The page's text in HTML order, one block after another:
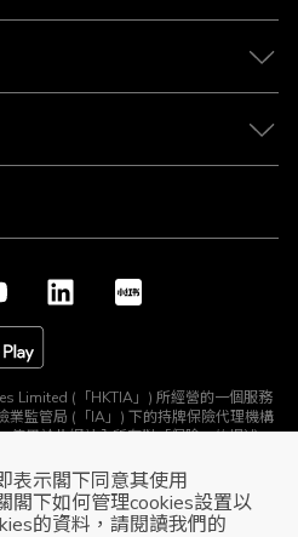
表示閣下同意其使用
閣下如何管理cookies設置以
的資料，請閱讀我們的
Limited (「HKTIA」) 所經營的一個服務
業監管局 (「IA」) 下的持牌保險代理機構
使用於此網站內所有對「保險」的提述、
Limited (「Club Travel」) 及香港
並沒有就相關保險產品或推廣安排任何保
《保險業條例》)。